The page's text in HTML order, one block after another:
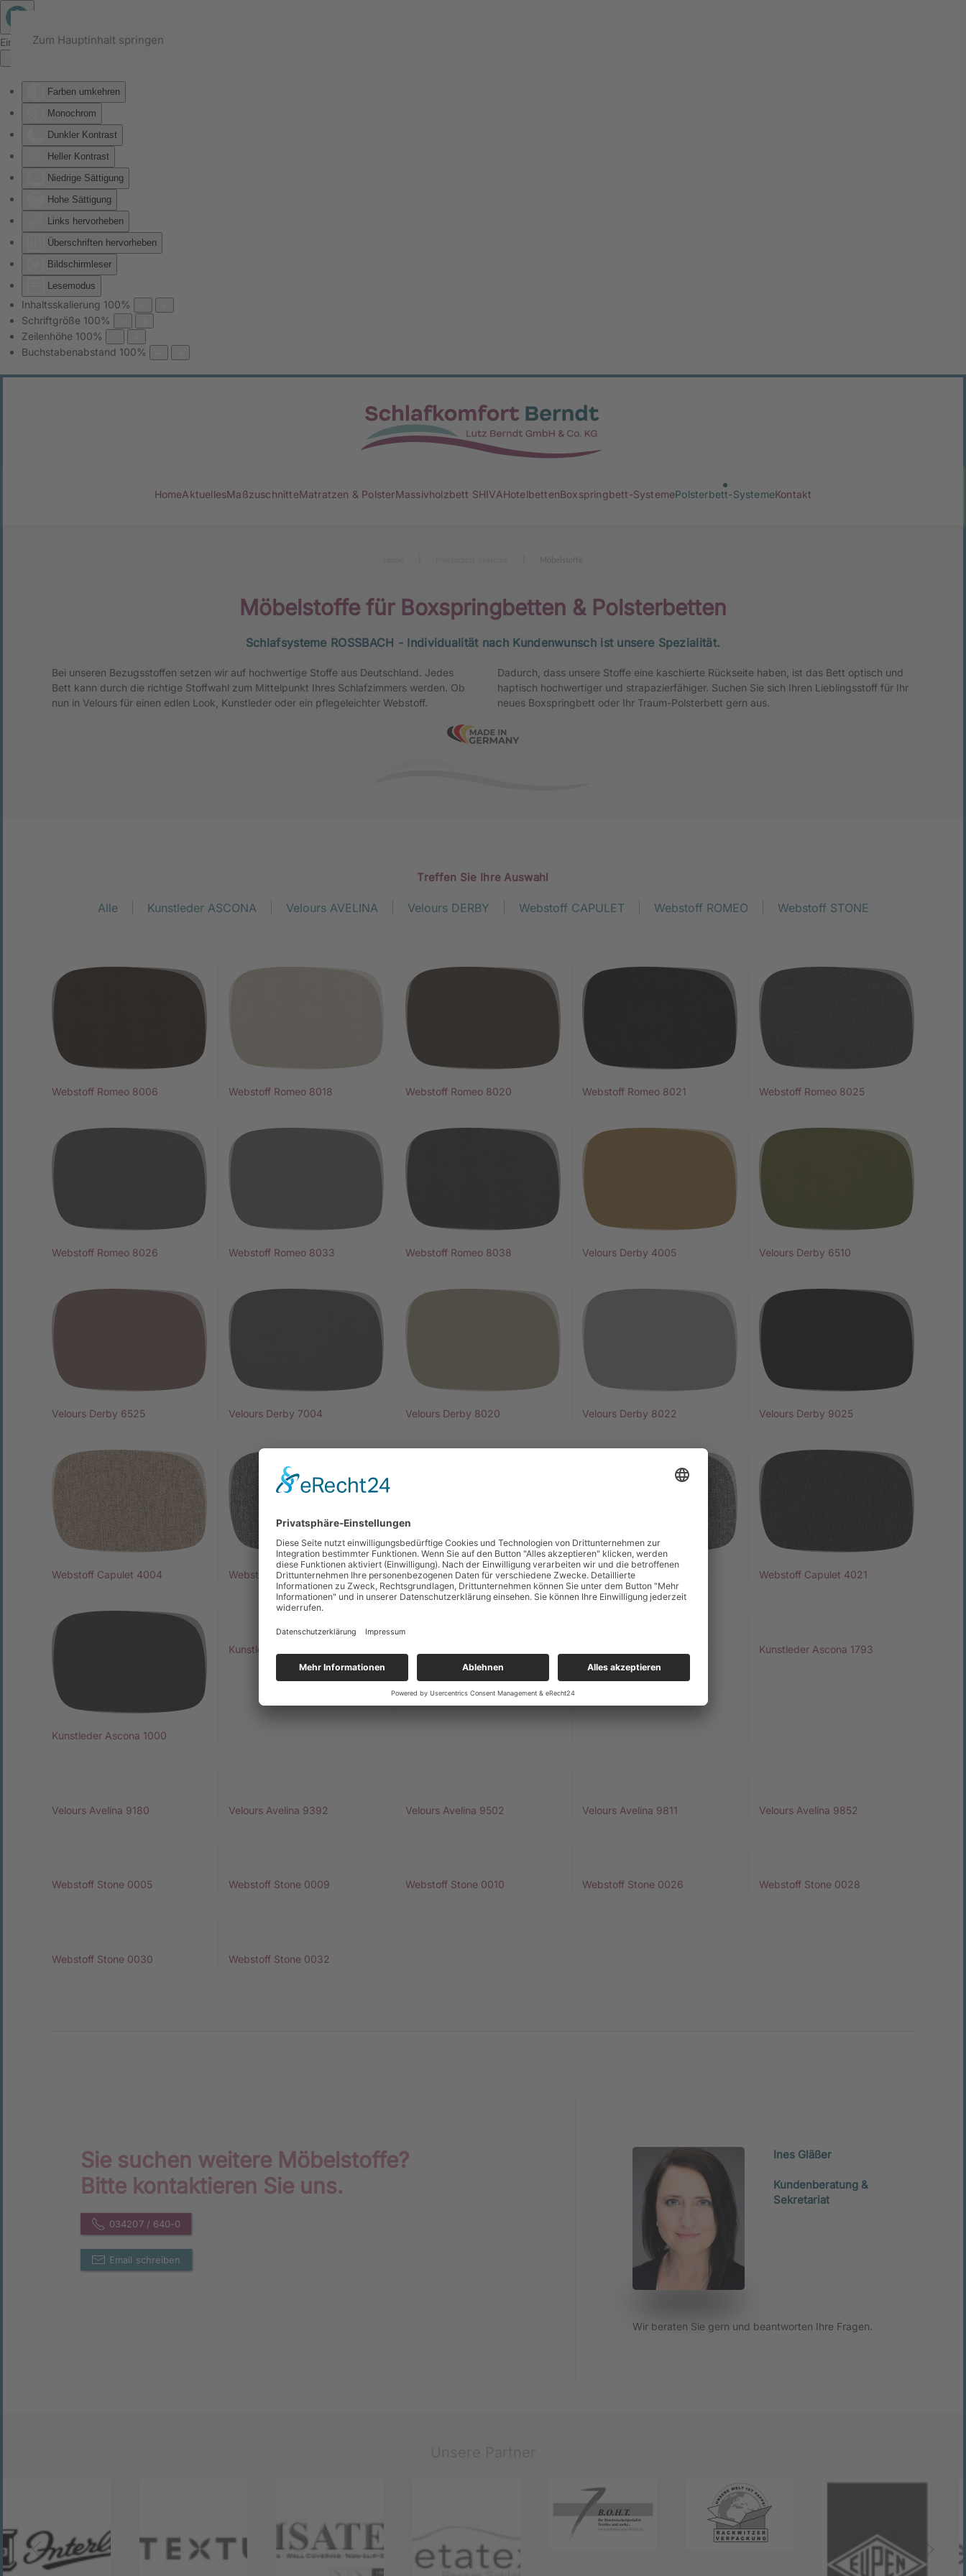
Eingabehilfen öffnen
Farben umkehren
Monochrom
Dunkler Kontrast
Heller Kontrast
Niedrige Sättigung
Hohe Sättigung
Links hervorheben
Überschriften hervorheben
Bildschirmleser
Lesemodus
Inhaltsskalierung 100%
Schriftgröße 100%
Zeilenhöhe 100%
Buchstabenabstand 100%
Zum Hauptinhalt springen
HomeAktuellesMaßzuschnitteMatratzen & PolsterMassivholzbett SHIVAHotelbettenBoxspringbett-SystemePolsterbett-SystemeKontakt
Möbelstoffe für Boxspringbetten & Polsterbetten
Schlafsysteme ROSSBACH - Individualität nach Kundenwunsch ist unsere Spezialität.
Bei unseren Bezugsstoffen setzen wir auf hochwertige Stoffe aus Deutschland. Jedes
Bett kann durch die richtige Stoffwahl zum Mittelpunkt Ihres Schlafzimmers werden. Ob
nun in Velours für einen edlen Look, Kunstleder oder ein pflegeleichter Webstoff.
Dadurch, dass unsere Stoffe eine kaschierte Rückseite haben, ist das Bett optisch und
haptisch hochwertiger und strapazierfähiger. Suchen Sie sich Ihren Lieblingsstoff für Ihr
neues Boxspringbett oder Ihr Traum-Polsterbett gern aus.
Treffen Sie Ihre Auswahl
Alle Kunstleder ASCONA Velours AVELINA Velours DERBY Webstoff CAPULET Webstoff ROMEO Webstoff STONE
Webstoff Romeo 8006 Webstoff Romeo 8018 Webstoff Romeo 8020 Webstoff Romeo 8021 Webstoff Romeo 8025
Webstoff Romeo 8026 Webstoff Romeo 8033 Webstoff Romeo 8038 Velours Derby 4005 Velours Derby 6510
Velours Derby 6525 Velours Derby 7004 Velours Derby 8020 Velours Derby 8022 Velours Derby 9025
Webstoff Capulet 4004 Webstoff Capulet 4009 Webstoff Capulet 4012 Webstoff Capulet 4020 Webstoff Capulet 4021
Kunstleder Ascona 1000
Kunstleder Ascona 1201 Kunstleder Ascona 1793
Velours Avelina 9180 Velours Avelina 9392 Velours Avelina 9502 Velours Avelina 9811 Velours Avelina 9852
Webstoff Stone 0005 Webstoff Stone 0009 Webstoff Stone 0010 Webstoff Stone 0026 Webstoff Stone 0028
Webstoff Stone 0030 Webstoff Stone 0032
Sie suchen weitere Möbelstoffe?
Bitte kontaktieren Sie uns.
034207 / 640-0
Email schreiben
Ines Gläßer
Kundenberatung &
Sekretariat
Wir beraten Sie gern und beantworten Ihre Fragen.